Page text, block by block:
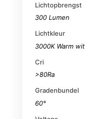
Lichtopbrengst
300 Lumen
Lichtkleur
3000K Warm wit
Cri
>80Ra
Gradenbundel
60°